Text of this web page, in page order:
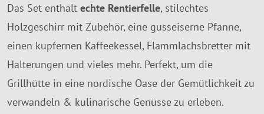
Das Set enthält echte Rentierfelle, stilechtes
Holzgeschirr mit Zubehör, eine gusseiserne Pfanne,
einen kupfernen Kaffeekessel, Flammlachsbretter mit
Halterungen und vieles mehr. Perfekt, um die
Grillhütte in eine nordische Oase der Gemütlichkeit zu
verwandeln & kulinarische Genüsse zu erleben.